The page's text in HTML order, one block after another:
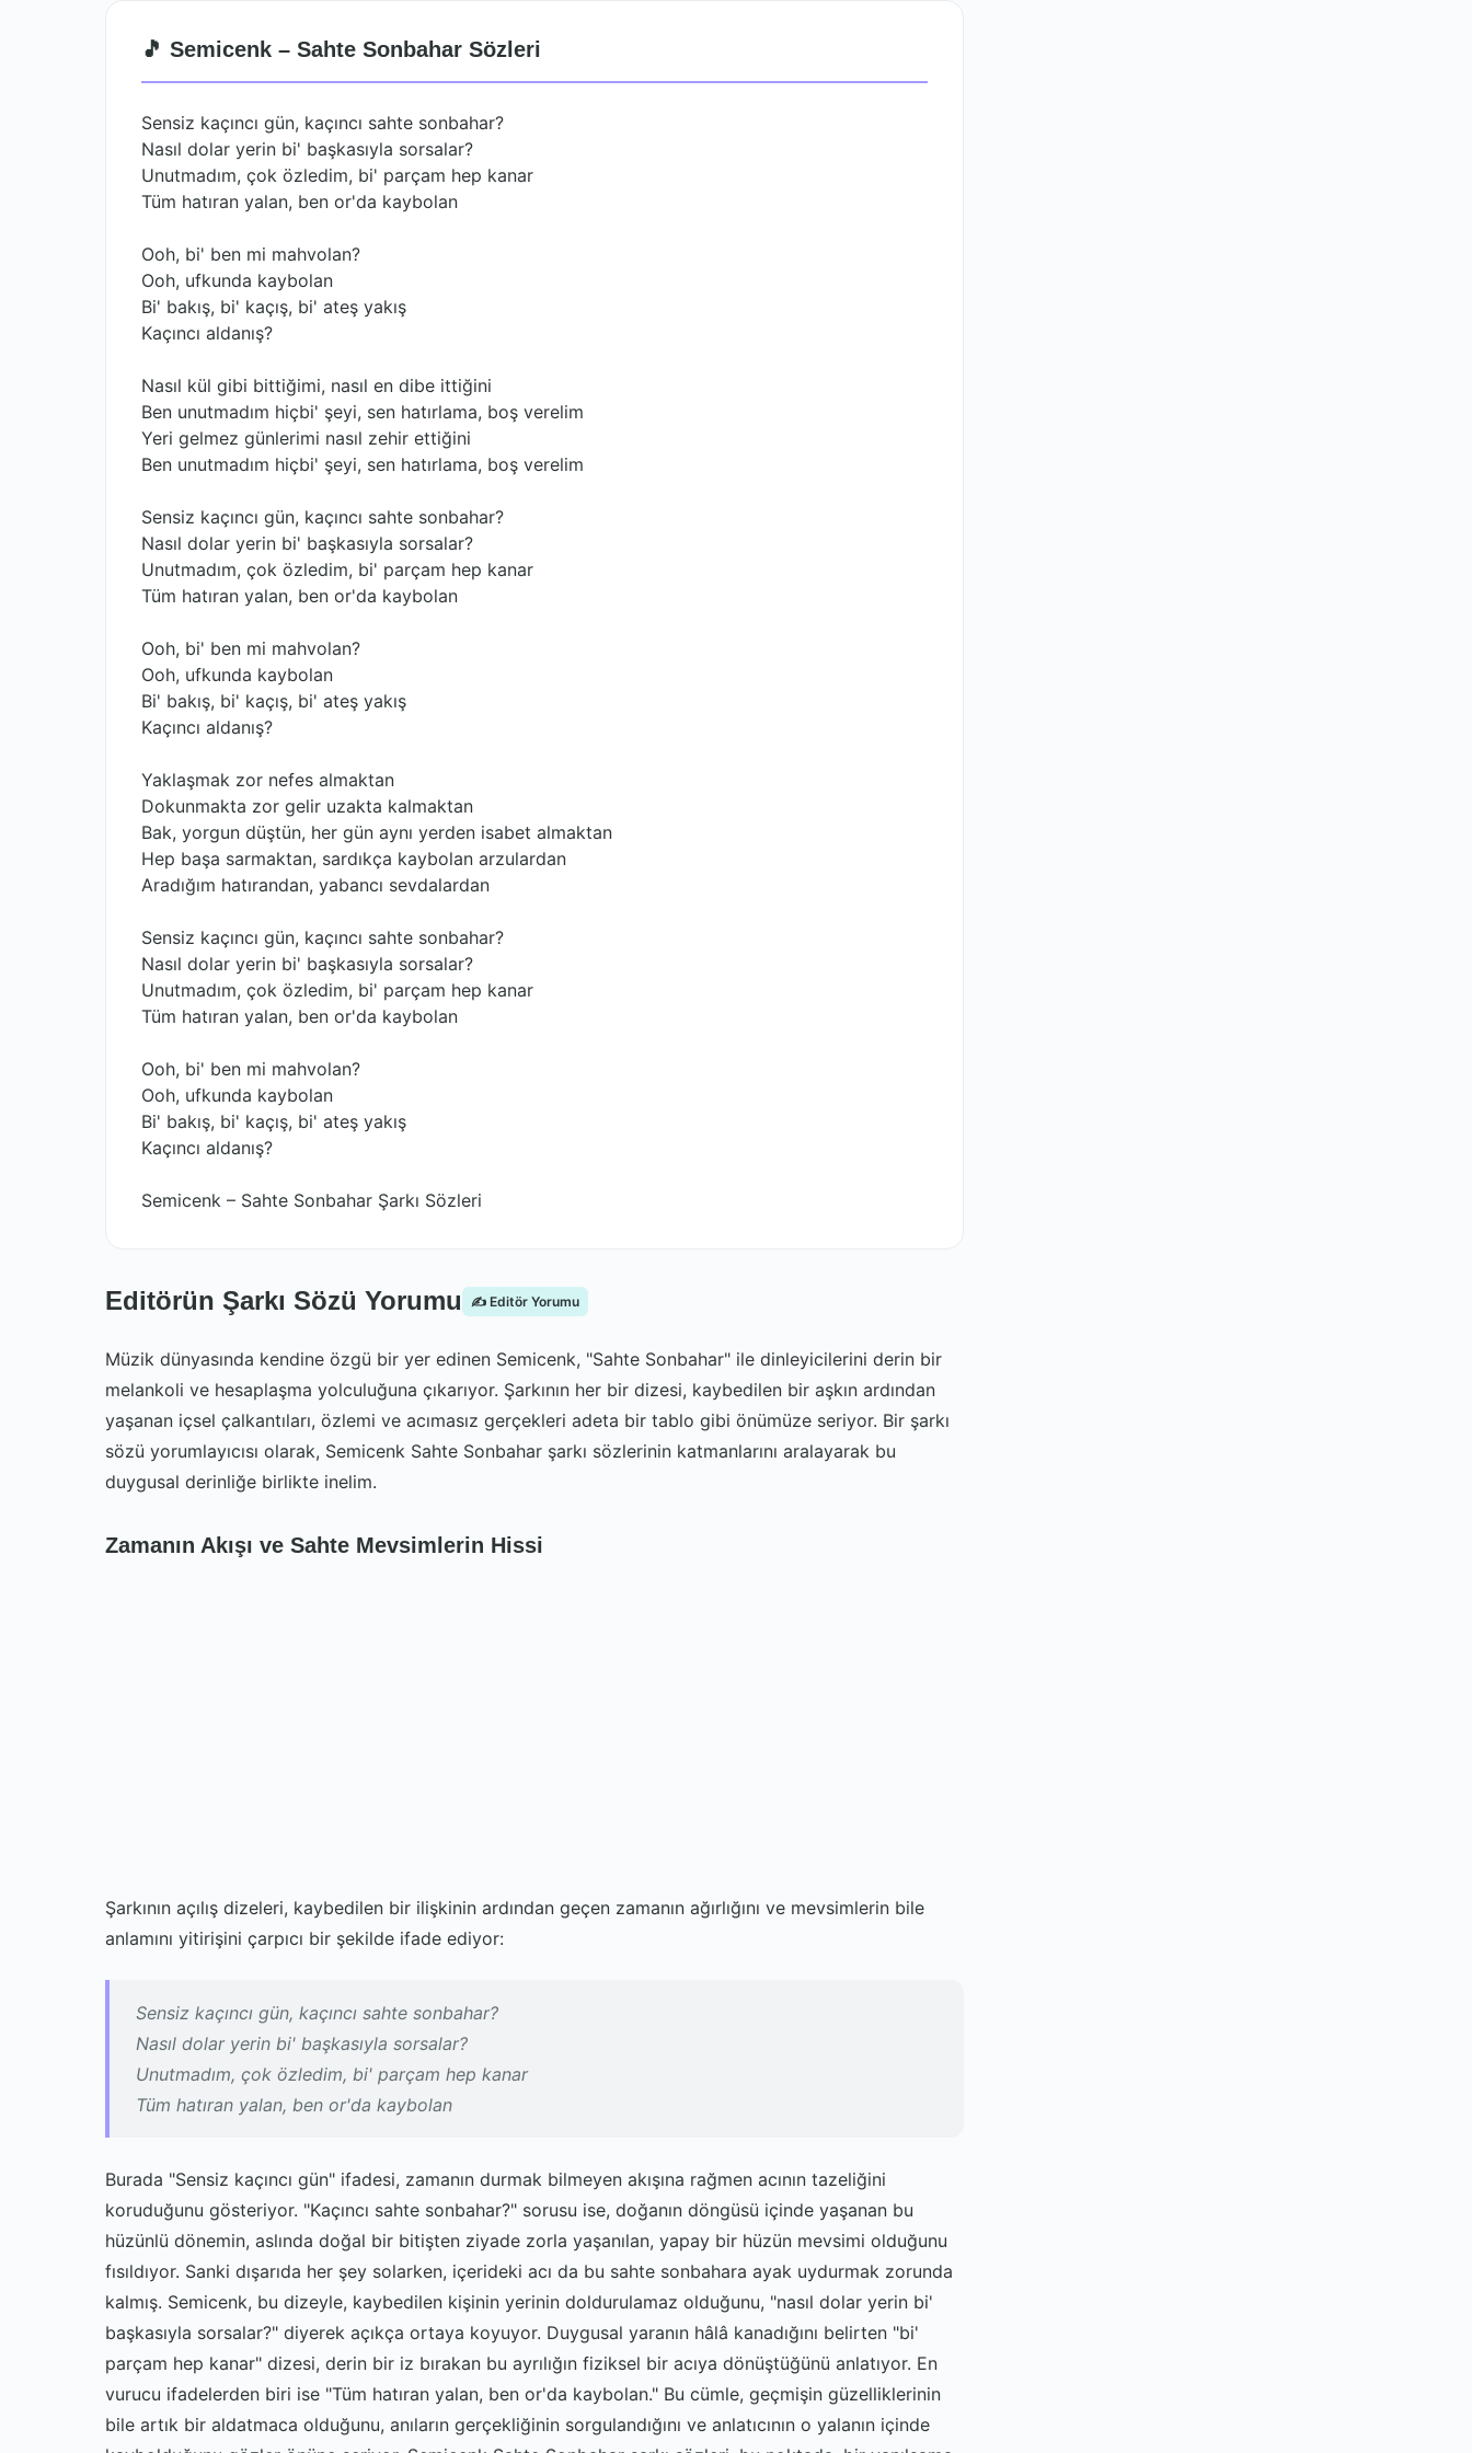
🎵 Semicenk – Sahte Sonbahar Sözleri
Sensiz kaçıncı gün, kaçıncı sahte sonbahar?
Nasıl dolar yerin bi' başkasıyla sorsalar?
Unutmadım, çok özledim, bi' parçam hep kanar
Tüm hatıran yalan, ben or'da kaybolan
Ooh, bi' ben mi mahvolan?
Ooh, ufkunda kaybolan
Bi' bakış, bi' kaçış, bi' ateş yakış
Kaçıncı aldanış?
Nasıl kül gibi bittiğimi, nasıl en dibe ittiğini
Ben unutmadım hiçbi' şeyi, sen hatırlama, boş verelim
Yeri gelmez günlerimi nasıl zehir ettiğini
Ben unutmadım hiçbi' şeyi, sen hatırlama, boş verelim
Sensiz kaçıncı gün, kaçıncı sahte sonbahar?
Nasıl dolar yerin bi' başkasıyla sorsalar?
Unutmadım, çok özledim, bi' parçam hep kanar
Tüm hatıran yalan, ben or'da kaybolan
Ooh, bi' ben mi mahvolan?
Ooh, ufkunda kaybolan
Bi' bakış, bi' kaçış, bi' ateş yakış
Kaçıncı aldanış?
Yaklaşmak zor nefes almaktan
Dokunmakta zor gelir uzakta kalmaktan
Bak, yorgun düştün, her gün aynı yerden isabet almaktan
Hep başa sarmaktan, sardıkça kaybolan arzulardan
Aradığım hatırandan, yabancı sevdalardan
Sensiz kaçıncı gün, kaçıncı sahte sonbahar?
Nasıl dolar yerin bi' başkasıyla sorsalar?
Unutmadım, çok özledim, bi' parçam hep kanar
Tüm hatıran yalan, ben or'da kaybolan
Ooh, bi' ben mi mahvolan?
Ooh, ufkunda kaybolan
Bi' bakış, bi' kaçış, bi' ateş yakış
Kaçıncı aldanış?
Semicenk – Sahte Sonbahar Şarkı Sözleri
Editörün Şarkı Sözü Yorumu ✍️ Editör Yorumu
Müzik dünyasında kendine özgü bir yer edinen Semicenk, "Sahte Sonbahar" ile dinleyicilerini derin bir
melankoli ve hesaplaşma yolculuğuna çıkarıyor. Şarkının her bir dizesi, kaybedilen bir aşkın ardından
yaşanan içsel çalkantıları, özlemi ve acımasız gerçekleri adeta bir tablo gibi önümüze seriyor. Bir şarkı
sözü yorumlayıcısı olarak, Semicenk Sahte Sonbahar şarkı sözlerinin katmanlarını aralayarak bu
duygusal derinliğe birlikte inelim.
Zamanın Akışı ve Sahte Mevsimlerin Hissi
Şarkının açılış dizeleri, kaybedilen bir ilişkinin ardından geçen zamanın ağırlığını ve mevsimlerin bile
anlamını yitirişini çarpıcı bir şekilde ifade ediyor:
Sensiz kaçıncı gün, kaçıncı sahte sonbahar?
Nasıl dolar yerin bi' başkasıyla sorsalar?
Unutmadım, çok özledim, bi' parçam hep kanar
Tüm hatıran yalan, ben or'da kaybolan
Burada "Sensiz kaçıncı gün" ifadesi, zamanın durmak bilmeyen akışına rağmen acının tazeliğini
koruduğunu gösteriyor. "Kaçıncı sahte sonbahar?" sorusu ise, doğanın döngüsü içinde yaşanan bu
hüzünlü dönemin, aslında doğal bir bitişten ziyade zorla yaşanılan, yapay bir hüzün mevsimi olduğunu
fısıldıyor. Sanki dışarıda her şey solarken, içerideki acı da bu sahte sonbahara ayak uydurmak zorunda
kalmış. Semicenk, bu dizeyle, kaybedilen kişinin yerinin doldurulamaz olduğunu, "nasıl dolar yerin bi'
başkasıyla sorsalar?" diyerek açıkça ortaya koyuyor. Duygusal yaranın hâlâ kanadığını belirten "bi'
parçam hep kanar" dizesi, derin bir iz bırakan bu ayrılığın fiziksel bir acıya dönüştüğünü anlatıyor. En
vurucu ifadelerden biri ise "Tüm hatıran yalan, ben or'da kaybolan." Bu cümle, geçmişin güzelliklerinin
bile artık bir aldatmaca olduğunu, anıların gerçekliğinin sorgulandığını ve anlatıcının o yalanın içinde